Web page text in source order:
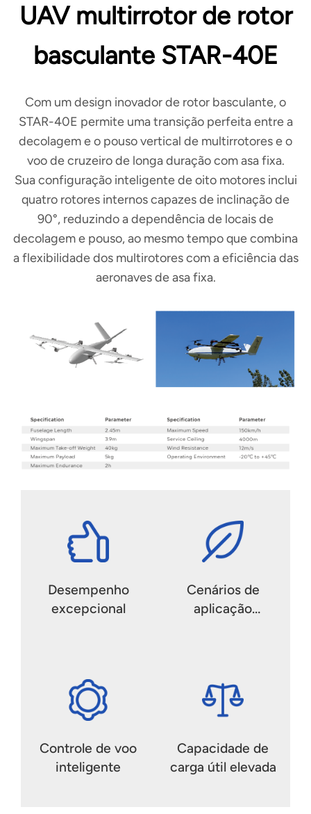
UAV multirrotor de rotor
basculante STAR-40E
Com um design inovador de rotor basculante, o
STAR-40E permite uma transição perfeita entre a
decolagem e o pouso vertical de multirrotores e o
voo de cruzeiro de longa duração com asa fixa.
Sua configuração inteligente de oito motores inclui
quatro rotores internos capazes de inclinação de
90°, reduzindo a dependência de locais de
decolagem e pouso, ao mesmo tempo que combina
a flexibilidade dos multirotores com a eficiência das
aeronaves de asa fixa.
Desempenho
excepcional
Cenários de
aplicação
Controle de voo
inteligente
Capacidade de
carga útil elevada